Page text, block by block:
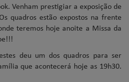
Venham prestigiar a exposição de
quadros estão expostos na frente
teremos hoje anoite a Missa da
deu um dos quadros para ser
que acontecerá hoje as 19h30.